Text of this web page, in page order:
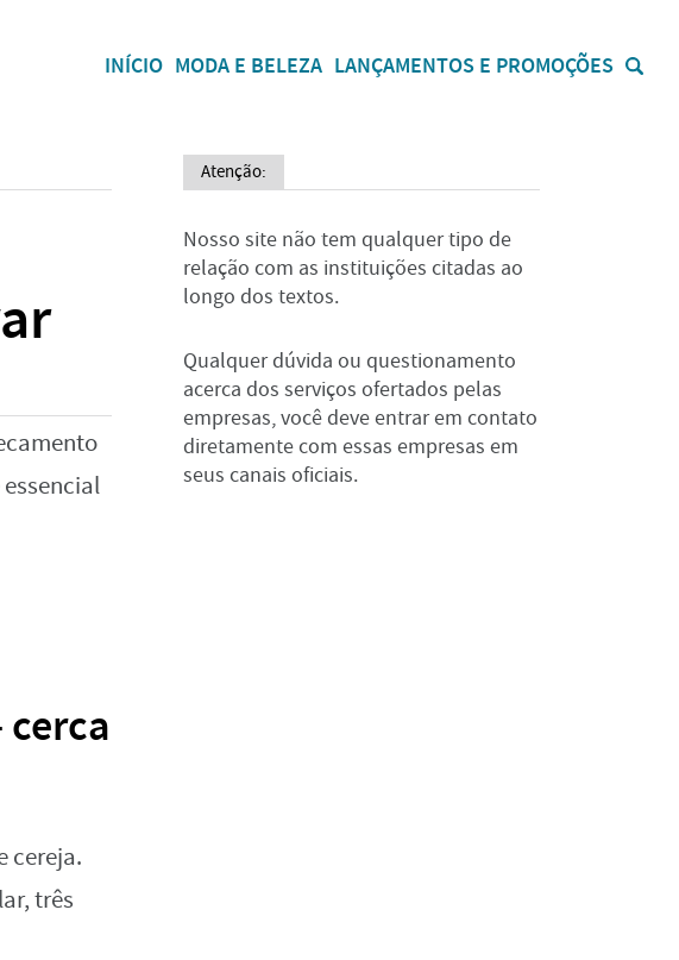
INÍCIO MODA E BELEZA LANÇAMENTOS E PROMOÇÕES
cerca
cereja.
três
Atenção:
Nosso site não tem qualquer tipo de
relação com as instituições citadas ao
longo dos textos.
Qualquer dúvida ou questionamento
acerca dos serviços ofertados pelas
empresas, você deve entrar em contato
diretamente com essas empresas em
seus canais oficiais.